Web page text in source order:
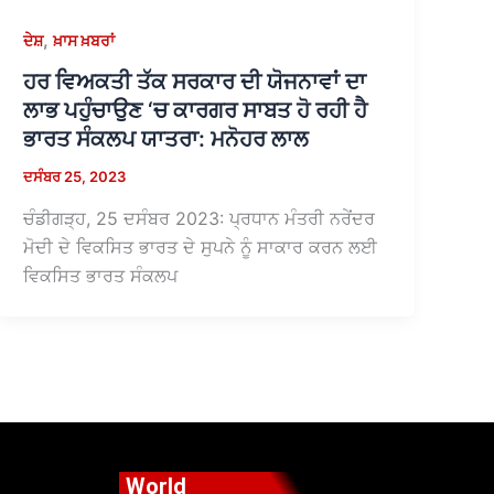
ਦੇਸ਼,ਖ਼ਾਸ ਖ਼ਬਰਾਂ
ਹਰ ਵਿਅਕਤੀ ਤੱਕ ਸਰਕਾਰ ਦੀ ਯੋਜਨਾਵਾਂ ਦਾ
ਲਾਭ ਪਹੁੰਚਾਉਣ ‘ਚ ਕਾਰਗਰ ਸਾਬਤ ਹੋ ਰਹੀ ਹੈ
ਭਾਰਤ ਸੰਕਲਪ ਯਾਤਰਾ: ਮਨੋਹਰ ਲਾਲ
ਦਸੰਬਰ 25, 2023
ਚੰਡੀਗੜ੍ਹ, 25 ਦਸੰਬਰ 2023: ਪ੍ਰਧਾਨ ਮੰਤਰੀ ਨਰੇਂਦਰ
ਮੋਦੀ ਦੇ ਵਿਕਸਿਤ ਭਾਰਤ ਦੇ ਸੁਪਨੇ ਨੂੰ ਸਾਕਾਰ ਕਰਨ ਲਈ
ਵਿਕਸਿਤ ਭਾਰਤ ਸੰਕਲਪ
World